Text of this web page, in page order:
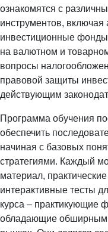
ознакомятся с
инструментов,
инвестиционные
на валютном и
вопросы
правовой защиты
действующим
Программа обучения
обеспечить
начиная с базовых
стратегиями. Каждый
материал,
интерактивные тесты
курса – практикующие
обладающие